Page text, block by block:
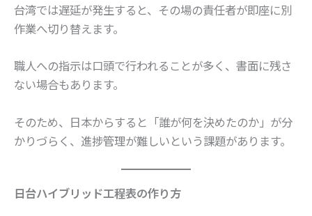
台湾では遅延が発生すると、その場の責任者が即座に別
作業へ切り替えます。
職人への指示は口頭で行われることが多く、書面に残さ
ない場合もあります。
そのため、日本からすると「誰が何を決めたのか」が分
かりづらく、進捗管理が難しいという課題があります。
日台ハイブリッド工程表の作り方